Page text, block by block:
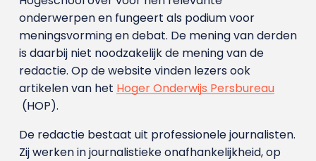
onderwerpen en fungeert als podium voor
meningsvorming en debat. De mening van derden
is daarbij niet noodzakelijk de mening van de
redactie. Op de website vinden lezers ook
artikelen van het Hoger Onderwijs Persbureau
(HOP).
De redactie bestaat uit professionele journalisten.
Zij werken in journalistieke onafhankelijkheid, op